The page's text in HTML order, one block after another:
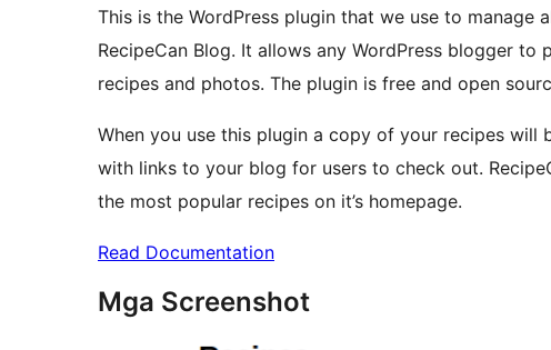
This is the WordPress plugin that we use to manage
RecipeCan Blog. It allows any WordPress blogger to
recipes and photos. The plugin is free and open
When you use this plugin a copy of your recipes will
with links to your blog for users to check out.
the most popular recipes on it’s homepage.
Read Documentation
Mga Screenshot